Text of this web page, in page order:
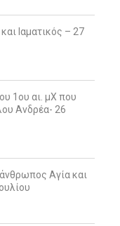
Ιαματικός – 27
1ου αι. μΧ που
Ανδρέα- 26
Αγία και